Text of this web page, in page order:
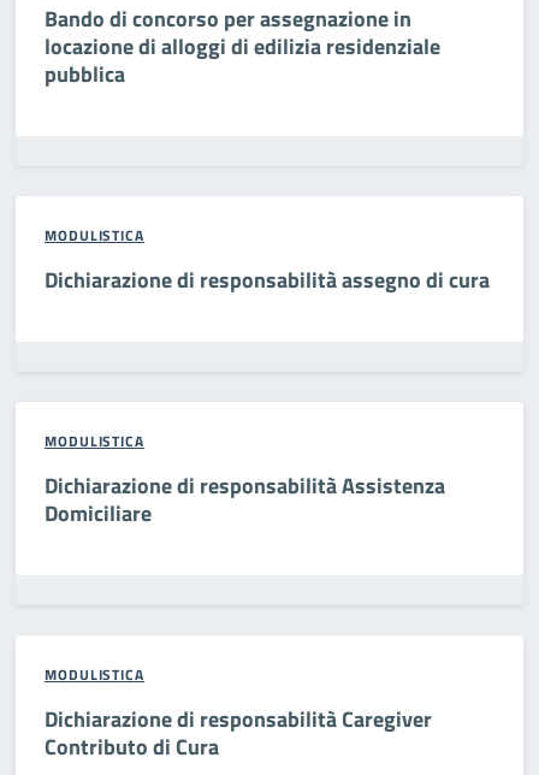
Bando di concorso per assegnazione in
locazione di alloggi di edilizia residenziale
pubblica
MODULISTICA
Dichiarazione di responsabilità assegno di cura
MODULISTICA
Dichiarazione di responsabilità Assistenza
Domiciliare
MODULISTICA
Dichiarazione di responsabilità Caregiver
Contributo di Cura